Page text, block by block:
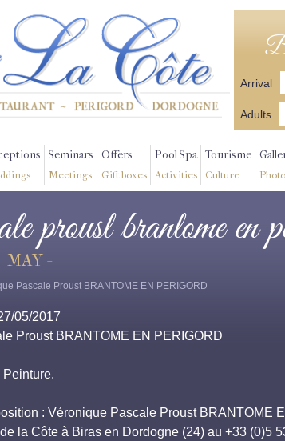
Arrival
Adults
Seminars
Meetings
Offers
Gift boxes
Pool Spa
Activities
Tourisme
Culture
proust brantome en
MAY -
Pascale Proust BRANTOME EN PERIGORD
05/2017
Proust BRANTOME EN PERIGORD
Peinture.
: Véronique Pascale Proust BRANTOME
la Côte à Biras en Dordogne (24) au +33 (0)5